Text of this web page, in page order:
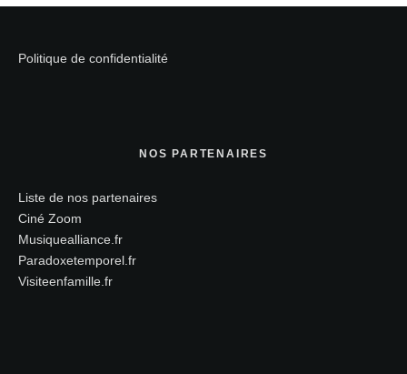
Politique de confidentialité
NOS PARTENAIRES
Liste de nos partenaires
Ciné Zoom
Musiquealliance.fr
Paradoxetemporel.fr
Visiteenfamille.fr